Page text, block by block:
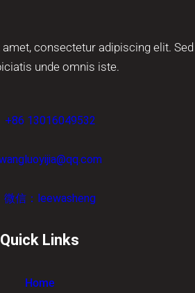
consectetur adipiscing elit. Sed
unde omnis iste.
+86 13016049532
微信：leewasheng
Quick Links
Home